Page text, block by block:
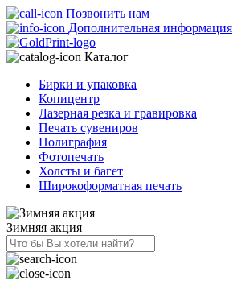
Позвонить нам
Дополнительная информация
Каталог
Бирки и упаковка
Копицентр
Лазерная резка и гравировка
Печать сувениров
Полиграфия
Фотопечать
Холсты и багет
Широкоформатная печать
Зимняя акция